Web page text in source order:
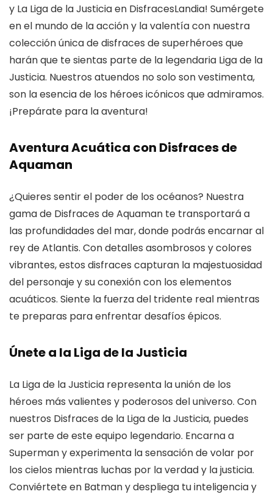
y La Liga de la Justicia en DisfracesLandia! Sumérgete
en el mundo de la acción y la valentía con nuestra
colección única de disfraces de superhéroes que
harán que te sientas parte de la legendaria Liga de la
Justicia. Nuestros atuendos no solo son vestimenta,
son la esencia de los héroes icónicos que admiramos.
¡Prepárate para la aventura!
Aventura Acuática con Disfraces de
Aquaman
¿Quieres sentir el poder de los océanos? Nuestra
gama de Disfraces de Aquaman te transportará a
las profundidades del mar, donde podrás encarnar al
rey de Atlantis. Con detalles asombrosos y colores
vibrantes, estos disfraces capturan la majestuosidad
del personaje y su conexión con los elementos
acuáticos. Siente la fuerza del tridente real mientras
te preparas para enfrentar desafíos épicos.
Únete a la Liga de la Justicia
La Liga de la Justicia representa la unión de los
héroes más valientes y poderosos del universo. Con
nuestros Disfraces de la Liga de la Justicia, puedes
ser parte de este equipo legendario. Encarna a
Superman y experimenta la sensación de volar por
los cielos mientras luchas por la verdad y la justicia.
Conviértete en Batman y despliega tu inteligencia y